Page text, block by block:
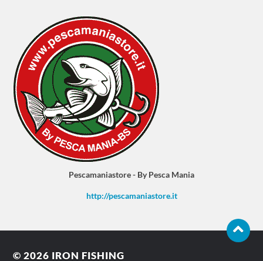
Pescamaniastore - By Pesca Mania
http://pescamaniastore.it
© 2026 IRON FISHING